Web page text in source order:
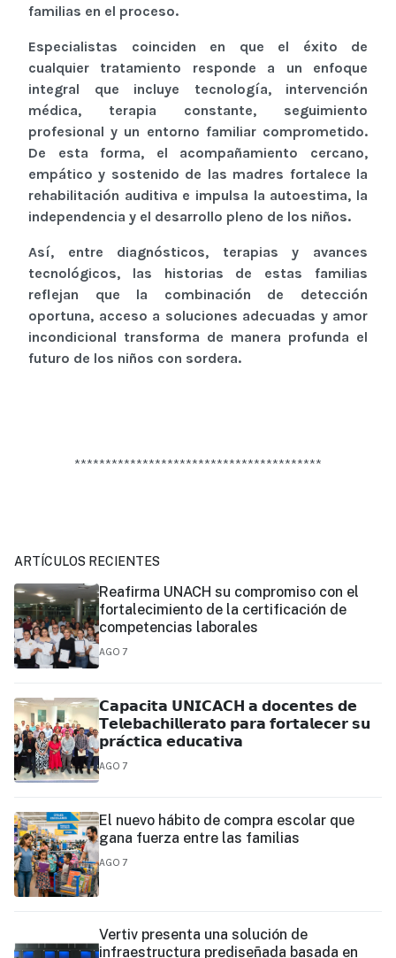
familias en el proceso.
Especialistas coinciden en que el éxito de
cualquier tratamiento responde a un enfoque
integral que incluye tecnología, intervención
médica, terapia constante, seguimiento
profesional y un entorno familiar comprometido.
De esta forma, el acompañamiento cercano,
empático y sostenido de las madres fortalece la
rehabilitación auditiva e impulsa la autoestima, la
independencia y el desarrollo pleno de los niños.
Así, entre diagnósticos, terapias y avances
tecnológicos, las historias de estas familias
reflejan que la combinación de detección
oportuna, acceso a soluciones adecuadas y amor
incondicional transforma de manera profunda el
futuro de los niños con sordera.
****************************************
ARTÍCULOS RECIENTES
Reafirma UNACH su compromiso con el
fortalecimiento de la certificación de
competencias laborales
AGO 7
𝗖𝗮𝗽𝗮𝗰𝗶𝘁𝗮 𝗨𝗡𝗜𝗖𝗔𝗖𝗛 𝗮 𝗱𝗼𝗰𝗲𝗻𝘁𝗲𝘀 𝗱𝗲
𝗧𝗲𝗹𝗲𝗯𝗮𝗰𝗵𝗶𝗹𝗹𝗲𝗿𝗮𝘁𝗼 𝗽𝗮𝗿𝗮 𝗳𝗼𝗿𝘁𝗮𝗹𝗲𝗰𝗲𝗿 𝘀𝘂
𝗽𝗿𝗮́𝗰𝘁𝗶𝗰𝗮 𝗲𝗱𝘂𝗰𝗮𝘁𝗶𝘃𝗮
AGO 7
El nuevo hábito de compra escolar que
gana fuerza entre las familias
AGO 7
Vertiv presenta una solución de
infraestructura prediseñada basada en